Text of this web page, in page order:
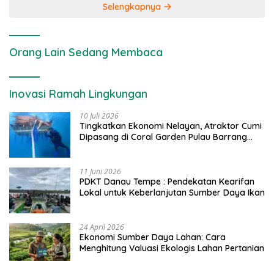
Selengkapnya
Orang Lain Sedang Membaca
Inovasi Ramah Lingkungan
10 Juli 2026
Tingkatkan Ekonomi Nelayan, Atraktor Cumi
Dipasang di Coral Garden Pulau Barrang
11 Juni 2026
PDKT Danau Tempe : Pendekatan Kearifan
Lokal untuk Keberlanjutan Sumber Daya Ikan
24 April 2026
Ekonomi Sumber Daya Lahan: Cara
Menghitung Valuasi Ekologis Lahan Pertanian